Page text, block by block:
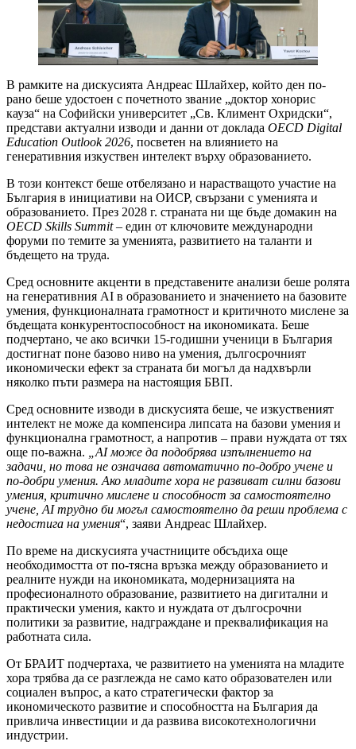
В рамките на дискусията Андреас Шлайхер, който ден по-
рано беше удостоен с почетното звание „доктор хонорис
кауза“ на Софийски университет „Св. Климент Охридски“,
представи актуални изводи и данни от доклада OECD Digital
Education Outlook 2026, посветен на влиянието на
генеративния изкуствен интелект върху образованието.
В този контекст беше отбелязано и нарастващото участие на
България в инициативи на ОИСР, свързани с уменията и
образованието. През 2028 г. страната ни ще бъде домакин на
OECD Skills Summit– един от ключовите международни
форуми по темите за уменията, развитието на таланти и
бъдещето на труда.
Сред основните акценти в представените анализи беше ролята
на генеративния AI в образованието и значението на базовите
умения, функционалната грамотност и критичното мислене за
бъдещата конкурентоспособност на икономиката. Беше
подчертано, че ако всички 15-годишни ученици в България
достигнат поне базово ниво на умения, дългосрочният
икономически ефект за страната би могъл да надхвърли
няколко пъти размера на настоящия БВП.
Сред основните изводи в дискусията беше, че изкуственият
интелект не може да компенсира липсата на базови умения и
функционална грамотност, а напротив – прави нуждата от тях
още по-важна.
„AI може да подобрява изпълнението на
задачи, но това не означава автоматично по-добро учене и
по-добри умения. Ако младите хора не развиват силни базови
умения, критично мислене и способност за самостоятелно
учене, AI трудно би могъл самостоятелно да реши проблема с
недостига на умения“, заяви Андреас Шлайхер.
По време на дискусията участниците обсъдиха още
необходимостта от по-тясна връзка между образованието и
реалните нужди на икономиката, модернизацията на
професионалното образование, развитието на дигитални и
практически умения, както и нуждата от дългосрочни
политики за развитие, надграждане и преквалификация на
работната сила.
От БРАИТ подчертаха, че развитието на уменията на младите
хора трябва да се разглежда не само като образователен или
социален въпрос, а като стратегически фактор за
икономическото развитие и способността на България да
привлича инвестиции и да развива високотехнологични
индустрии.